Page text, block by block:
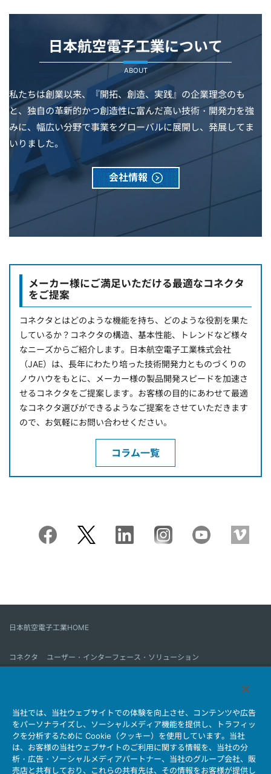
日本航空電子工業について
ABOUT
私たちは創業以来、『開拓、創造、実践』の企業理念のも
と、独自の革新的かつ創造性に富んだ高い技術・開発力を強
みに、幅広い分野で事業をグローバルに展開し、発展してま
いりました。
会社情報
メーカー様にご満足いただける最適なコネクタ
をご提案
コネクタとはどのような機能を持ち、どのような役割を果た
しているか？コネクタの構造、基本性能、トレンドなど様々
なニーズからご紹介します。日本航空電子工業株式会社
（JAE）は、長年にわたり培った技術開発力とものづくりの
ノウハウをもとに、メーカー様の製品開発スピードを加速さ
せるコネクタをご提案します。お客様の目的にあわせて最適
なコネクタ選びができるようなご提案をさせていただきます
ので、お気軽にお問い合わせください。
コラム一覧
日本航空電子工業HOME
コネクタ
ユーザー・インターフェース・ソリューション
会社情報 サステナビリティ IR情報 採用情報
会社情報新着一覧
製品情報新着一覧
サイトマップ お問い合わせ
当社では、当社ウェブサイトでの体験を向上させ、コンテンツや広告
をパーソナライズし、ソーシャルメディア機能を提供し、トラフィッ
クを分析するために Cookie（クッキー）を使用しています。当社
は、お客様の当社ウェブサイトのご利用に関する情報を、当社の分
析・広告・ソーシャルメディアパートナー、当社のグループ会社、販
売店と共有しており、これらの共有先は、その情報をお客様が提供し